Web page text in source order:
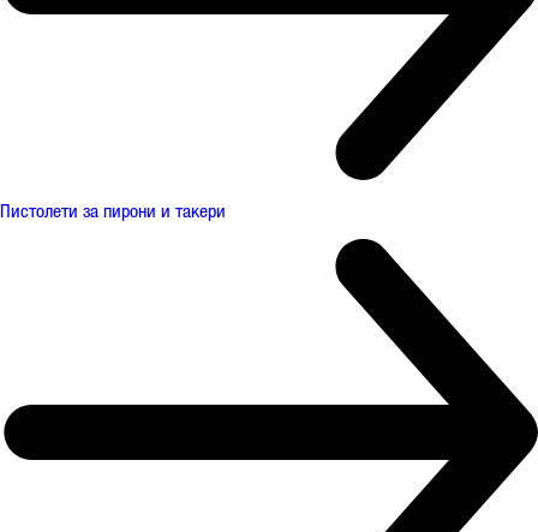
Пистолети за пирони и такери